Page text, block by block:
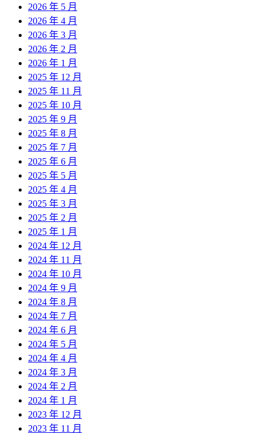
2026 年 5 月
2026 年 4 月
2026 年 3 月
2026 年 2 月
2026 年 1 月
2025 年 12 月
2025 年 11 月
2025 年 10 月
2025 年 9 月
2025 年 8 月
2025 年 7 月
2025 年 6 月
2025 年 5 月
2025 年 4 月
2025 年 3 月
2025 年 2 月
2025 年 1 月
2024 年 12 月
2024 年 11 月
2024 年 10 月
2024 年 9 月
2024 年 8 月
2024 年 7 月
2024 年 6 月
2024 年 5 月
2024 年 4 月
2024 年 3 月
2024 年 2 月
2024 年 1 月
2023 年 12 月
2023 年 11 月